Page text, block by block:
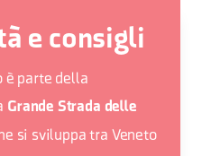
e consigli
è parte della
Grande Strada delle
si sviluppa tra Veneto